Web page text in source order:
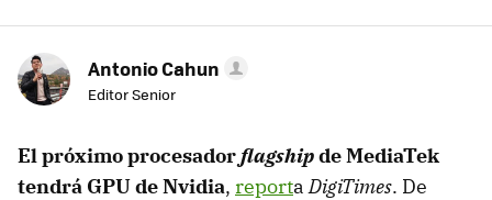
Antonio Cahun
Editor Senior
El próximo procesadorflagshipde MediaTek
tendrá GPU de Nvidia, reportaDigiTimes. De